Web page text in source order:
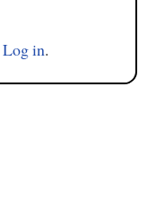
Log in.